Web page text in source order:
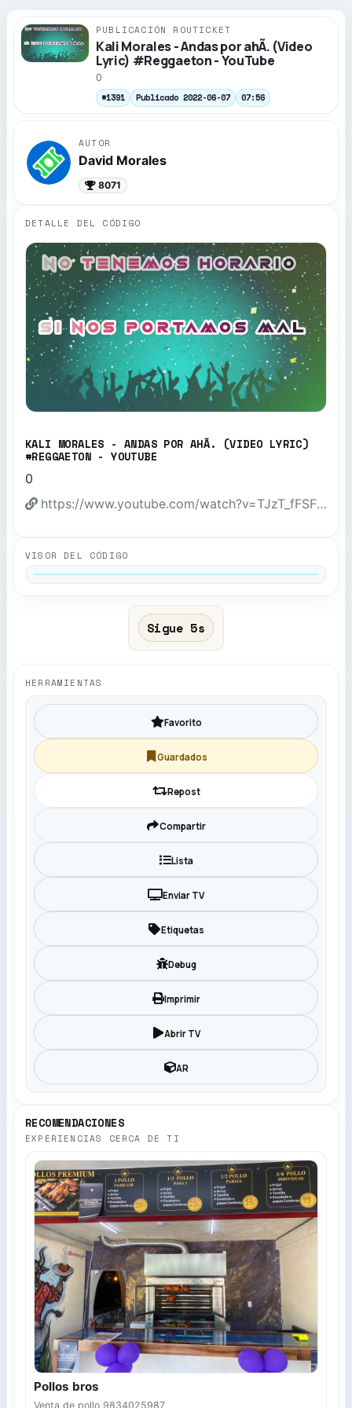
PUBLICACIÓN ROUTICKET
Kali Morales - Andas por ahÃ­. (Video
Lyric) #Reggaeton - YouTube
0
#1391 Publicado 2022-06-07 07:56
AUTOR
David Morales
8071
DETALLE DEL CÓDIGO
KALI MORALES - ANDAS POR AHÃ­. (VIDEO LYRIC)
#REGGAETON - YOUTUBE
0
https://www.youtube.com/watch?v=TJzT_fFSF1Q
VISOR DEL CÓDIGO
Sigue 4s
HERRAMIENTAS
Favorito
Guardados
Repost
Compartir
Lista
Enviar TV
Etiquetas
Debug
Imprimir
Abrir TV
AR
RECOMENDACIONES
EXPERIENCIAS CERCA DE TI
Pollos bros
Venta de pollo 9834025987